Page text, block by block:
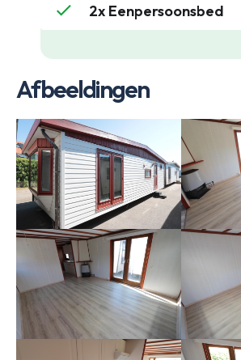
2x Eenpersoonsbed
Afbeeldingen